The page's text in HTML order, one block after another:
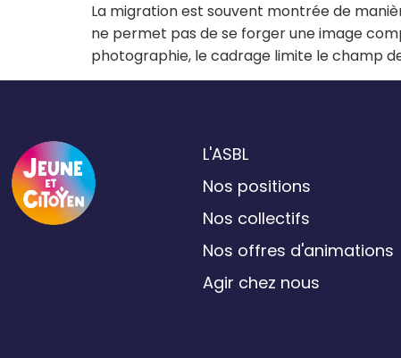
La migration est souvent montrée de
ne permet pas de se forger une image
photographie, le cadrage limite le champ
L'ASBL
Nos positions
Nos collectifs
Nos offres d'animations
Agir chez nous